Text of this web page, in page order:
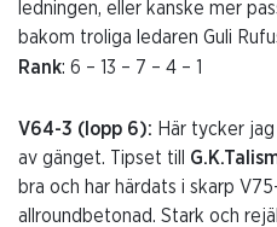
ledningen, eller kanske mer
bakom troliga ledaren Guli
Rank: 6 – 13 – 7 – 4 – 1
V64-3 (lopp 6): Här tycker
av gänget. Tipset till
bra och har härdats i skarp
allroundbetonad. Stark och